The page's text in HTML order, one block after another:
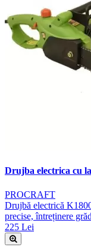
Drujba electrica cu
PROCRAFT
Drujbă electrică
precise, întreținere
225 Lei